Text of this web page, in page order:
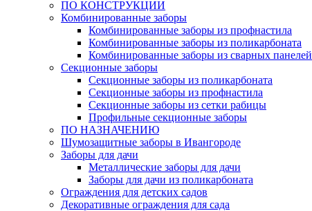
ПО КОНСТРУКЦИИ
Комбинированные заборы
Комбинированные заборы из профнастила
Комбинированные заборы из поликарбоната
Комбинированные заборы из сварных панелей
Секционные заборы
Секционные заборы из поликарбоната
Секционные заборы из профнастила
Секционные заборы из сетки рабицы
Профильные секционные заборы
ПО НАЗНАЧЕНИЮ
Шумозащитные заборы в Ивангороде
Заборы для дачи
Металлические заборы для дачи
Заборы для дачи из поликарбоната
Ограждения для детских садов
Декоративные ограждения для сада